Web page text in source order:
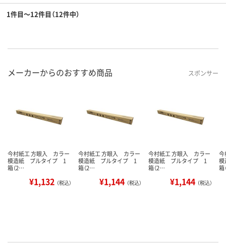
1件目～12件目（12件中）
メーカーからのおすすめ商品 スポンサー
今村紙工 方眼入 カラー
模造紙 プルタイプ 1
箱（2…
¥1,132 （税込）
今村紙工 方眼入 カラー
模造紙 プルタイプ 1
箱（2…
¥1,144 （税込）
今村紙工 方眼入 カラー
模造紙 プルタイプ 1
箱（2…
¥1,144 （税込）
箱